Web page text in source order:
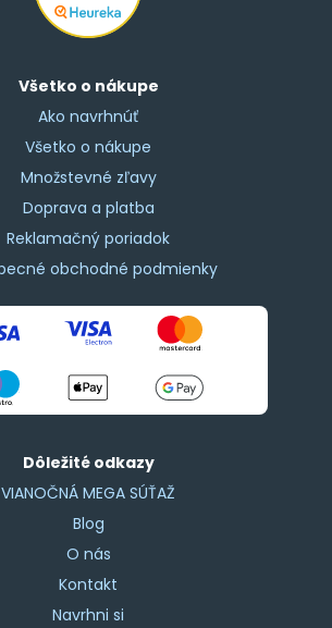
Všetko o nákupe
Ako navrhnúť
Všetko o nákupe
Množstevné zľavy
Doprava a platba
Reklamačný poriadok
obchodné podmienky
Dôležité odkazy
VIANOČNÁ MEGA SÚŤAŽ
Blog
O nás
Kontakt
Navrhni si